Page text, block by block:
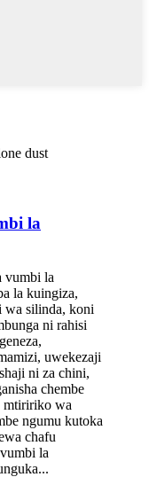
la
vumbi la
la kuingiza,
wa silinda, koni
ni rahisi
uwekezaji
ni za chini,
chembe
mtiririko wa
ngumu kutoka
chafu
la